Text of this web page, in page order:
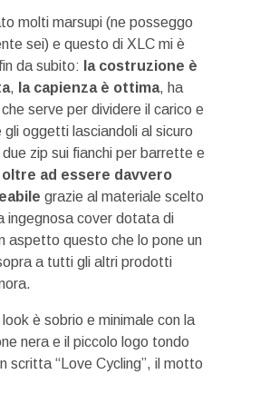
molti marsupi (ne posseggo
sei) e questo di XLC mi è
da subito: la costruzione è
, la capienza è ottima, ha
serve per dividere il carico e
gli oggetti lasciandoli al sicuro
zip sui fianchi per barrette e
oltre ad essere davvero
grazie al materiale scelto
ingegnosa cover dotata di
aspetto questo che lo pone un
a tutti gli altri prodotti
look è sobrio e minimale con la
nera e il piccolo logo tondo
scritta “Love Cycling”, il motto